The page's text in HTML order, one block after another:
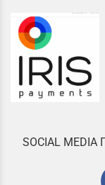
SOCIAL MEDIA